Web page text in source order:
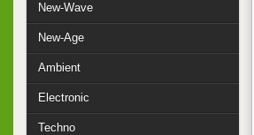
New-Wave
New-Age
Ambient
Electronic
Techno